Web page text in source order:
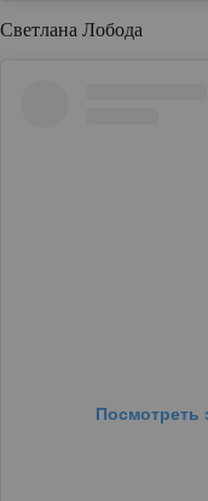
Светлана Лобода
Посмотреть